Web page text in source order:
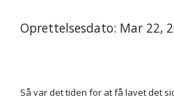
Oprettelsesdato: Mar 22,
Så var det tiden for at få lavet det